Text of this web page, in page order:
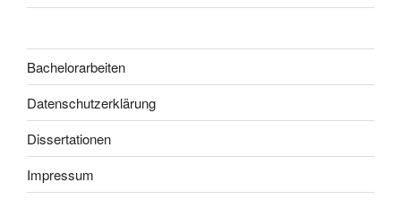
Bachelorarbeiten
Datenschutzerklärung
Dissertationen
Impressum